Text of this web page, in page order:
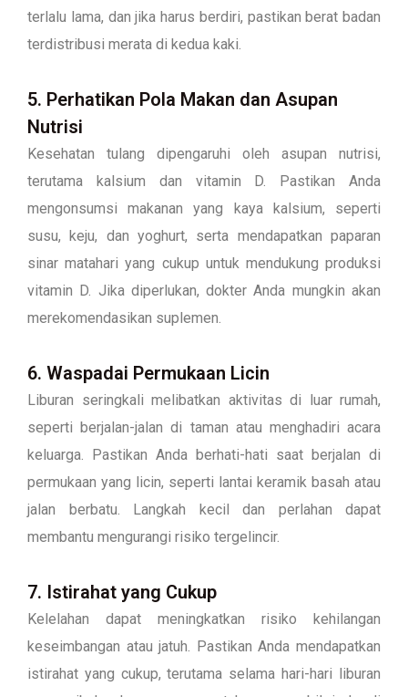
terlalu lama, dan jika harus berdiri, pastikan berat badan
terdistribusi merata di kedua kaki.
5. Perhatikan Pola Makan dan Asupan
Nutrisi
Kesehatan tulang dipengaruhi oleh asupan nutrisi,
terutama kalsium dan vitamin D. Pastikan Anda
mengonsumsi makanan yang kaya kalsium, seperti
susu, keju, dan yoghurt, serta mendapatkan paparan
sinar matahari yang cukup untuk mendukung produksi
vitamin D. Jika diperlukan, dokter Anda mungkin akan
merekomendasikan suplemen.
6. Waspadai Permukaan Licin
Liburan seringkali melibatkan aktivitas di luar rumah,
seperti berjalan-jalan di taman atau menghadiri acara
keluarga. Pastikan Anda berhati-hati saat berjalan di
permukaan yang licin, seperti lantai keramik basah atau
jalan berbatu. Langkah kecil dan perlahan dapat
membantu mengurangi risiko tergelincir.
7. Istirahat yang Cukup
Kelelahan dapat meningkatkan risiko kehilangan
keseimbangan atau jatuh. Pastikan Anda mendapatkan
istirahat yang cukup, terutama selama hari-hari liburan